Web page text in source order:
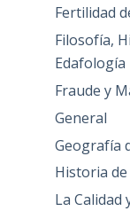
Fertilidad
Filosofía,
Edafología
Fraude y
General
Geografía
Historia
La Calidad